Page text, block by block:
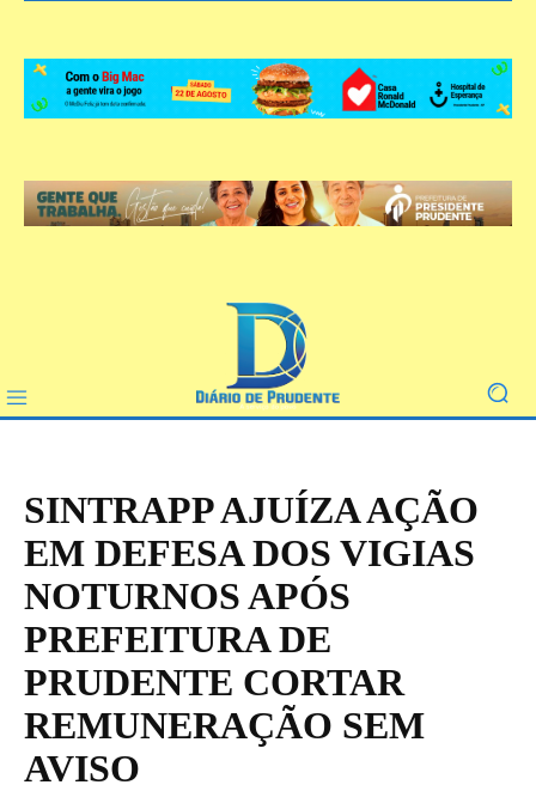
SINTRAPP AJUÍZA AÇÃO
EM DEFESA DOS VIGIAS
NOTURNOS APÓS
PREFEITURA DE
PRUDENTE CORTAR
REMUNERAÇÃO SEM
AVISO